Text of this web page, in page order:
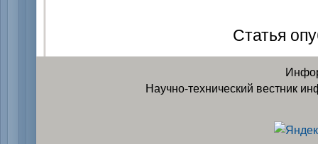
Статья
Научно-технический вестник